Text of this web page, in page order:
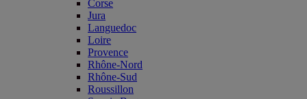
Corse
Jura
Languedoc
Loire
Provence
Rhône-Nord
Rhône-Sud
Roussillon